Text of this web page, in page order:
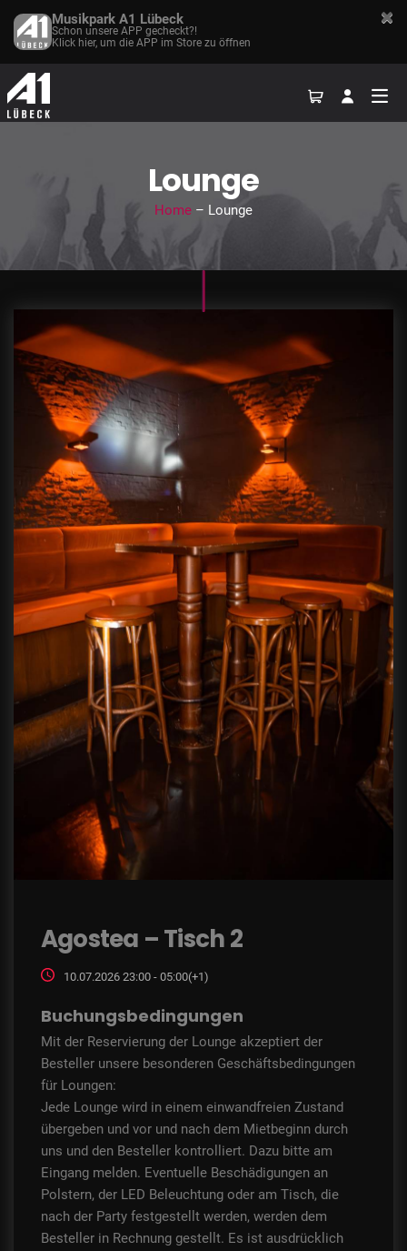
Lounge
Home– Lounge
Agostea – Tisch 2
10.07.2026 23:00 - 05:00(+1)
Buchungsbedingungen
Mit der Reservierung der Lounge akzeptiert der
Besteller unsere besonderen Geschäftsbedingungen
für Loungen:
Jede Lounge wird in einem einwandfreien Zustand
übergeben und vor und nach dem Mietbeginn durch
uns und den Besteller kontrolliert. Dazu bitte am
Eingang melden. Eventuelle Beschädigungen an
Polstern, der LED Beleuchtung oder am Tisch, die
nach der Party festgestellt werden, werden dem
Besteller in Rechnung gestellt. Es ist ausdrücklich
Musikpark A1 Lübeck
Schon unsere APP gecheckt?!
Klick hier, um die APP im Store zu öffnen